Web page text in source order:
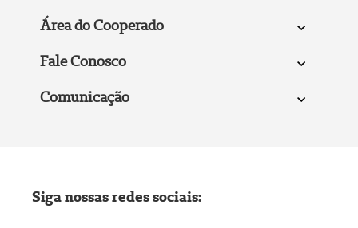
Área do Cooperado
Fale Conosco
Comunicação
Siga nossas redes sociais: